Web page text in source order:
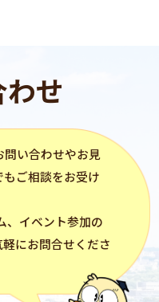
せ
い合わせやお見
ご相談をお受け
、イベント参加の
にお問合せくださ